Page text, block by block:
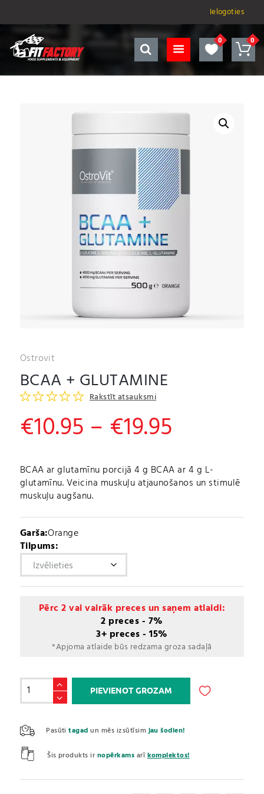
Ielogoties
Ostrovit
BCAA + GLUTAMINE
Rakstīt atsauksmi
€10.95 – €19.95
€10.95
through
€19.95
BCAA ar glutamīnu porcijā 4 g BCAA ar 4 g L-
glutamīnu. Veicina muskuļu atjaunošanos un stimulē
muskuļu augšanu.
Garša:Orange
Tilpums:
Pērc 2 vai vairāk preces un saņem atlaidi:
2 preces - 7%
3+ preces - 15%
*Apjoma atlaide būs redzama groza sadaļā
BCAA
daudzums
PIEVIENOT GROZAM
Pasūtitagad un mēs izsūtīsimjau šodien!
Šis produkts ir nopērkams arīkomplektos!
e
n